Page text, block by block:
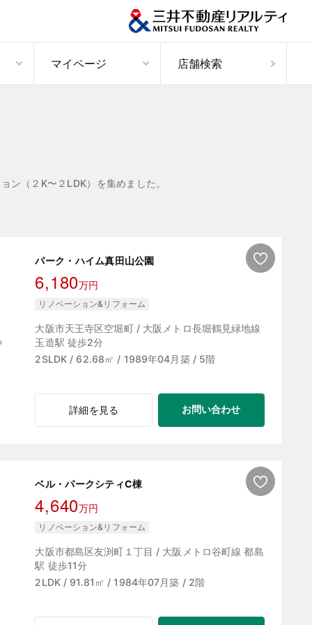
マイページ 店舗検索
ン（２K〜２LDK）を集めました。
パーク・ハイム真田山公園
6,180万円
リノベーション&リフォーム
大阪市天王寺区空堀町 / 大阪メトロ長堀鶴見緑地線
玉造駅 徒歩2分
2SLDK / 62.68㎡ / 1989年04月築 / 5階
詳細を見る お問い合わせ
ベル・パークシティC棟
4,640万円
リノベーション&リフォーム
大阪市都島区友渕町１丁目 / 大阪メトロ谷町線 都島
駅 徒歩11分
2LDK / 91.81㎡ / 1984年07月築 / 2階